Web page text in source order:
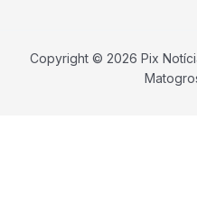
Copyright © 2026 Pix